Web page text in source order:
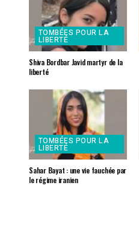
TOMBÉES POUR LA
LIBERTÉ
Shiva Bordbar Javid martyr de la
liberté
TOMBÉES POUR LA
LIBERTÉ
Sahar Bayat : une vie fauchée par
le régime iranien